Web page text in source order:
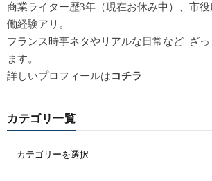
商業ライター歴3年（現在お休み中）、市
働経験アリ。
フランス時事ネタやリアルな日常など ざ
ます。
詳しいプロフィールはコチラ
カテゴリ一覧